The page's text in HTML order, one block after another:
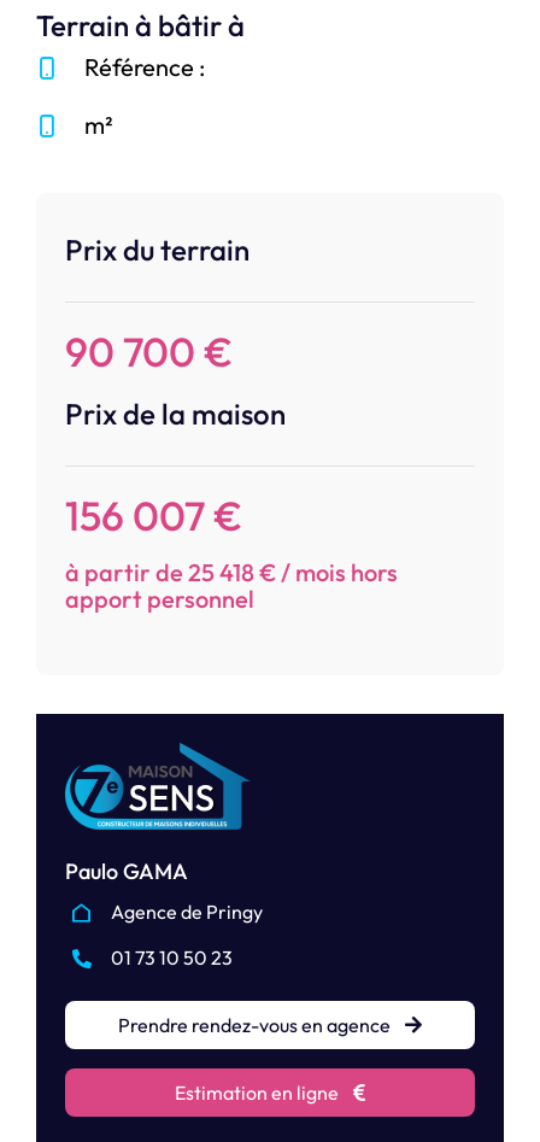
Prix du terrain
90 700 €
Prix de la maison
156 007 €
à partir de 25 418 € / mois hors
apport personnel
Paulo GAMA
Agence de Pringy
01 73 10 50 23
Prendre rendez-vous en agence
Estimation en ligne
Terrain à bâtir à
Référence :
m²